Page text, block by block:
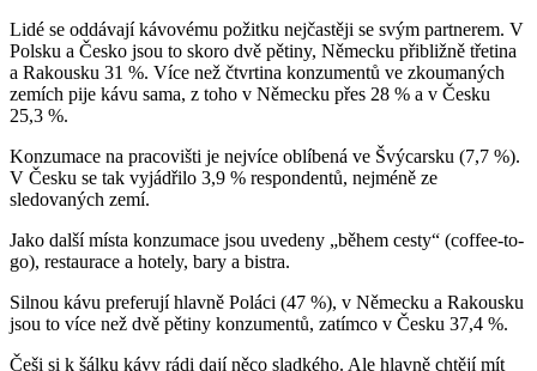
Lidé se oddávají kávovému požitku nejčastěji se svým partnerem. V
Polsku a Česko jsou to skoro dvě pětiny, Německu přibližně třetina
a Rakousku 31 %. Více než čtvrtina konzumentů ve zkoumaných
zemích pije kávu sama, z toho v Německu přes 28 % a v Česku
25,3 %.
Konzumace na pracovišti je nejvíce oblíbená ve Švýcarsku (7,7 %).
V Česku se tak vyjádřilo 3,9 % respondentů, nejméně ze
sledovaných zemí.
Jako další místa konzumace jsou uvedeny „během cesty“ (coffee-to-
go), restaurace a hotely, bary a bistra.
Silnou kávu preferují hlavně Poláci (47 %), v Německu a Rakousku
jsou to více než dvě pětiny konzumentů, zatímco v Česku 37,4 %.
Češi si k šálku kávy rádi dají něco sladkého. Ale hlavně chtějí mít